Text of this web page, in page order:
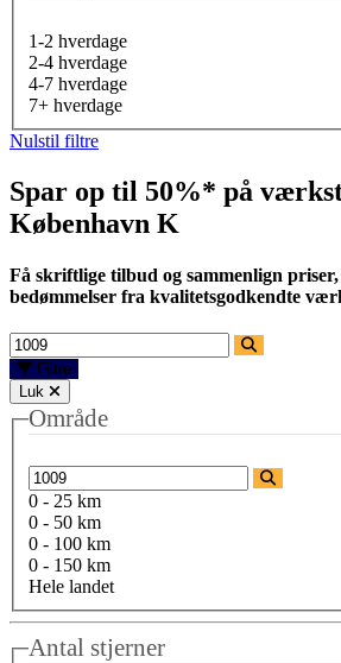
1-2 hverdage
2-4 hverdage
4-7 hverdage
7+ hverdage
Nulstil filtre
Spar op til 50%* på
København K
Få skriftlige tilbud og sammenlign
bedømmelser fra kvalitetsgodkendte
Filtre
Luk
Område
0 - 25 km
0 - 50 km
0 - 100 km
0 - 150 km
Hele landet
Antal stjerner